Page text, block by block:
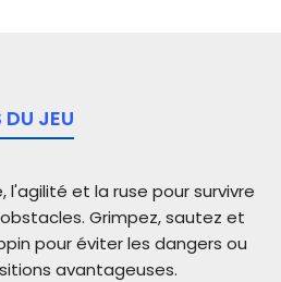
JEU
l'agilité et la ruse pour survivre
Grimpez, sautez et
pour éviter les dangers ou
avantageuses.